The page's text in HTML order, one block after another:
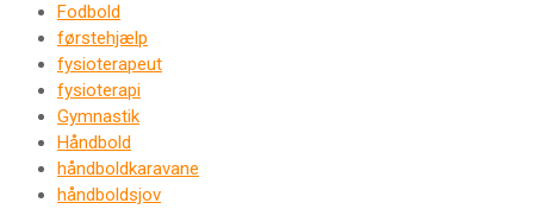
Fodbold
førstehjælp
fysioterapeut
fysioterapi
Gymnastik
Håndbold
håndboldkaravane
håndboldsjov